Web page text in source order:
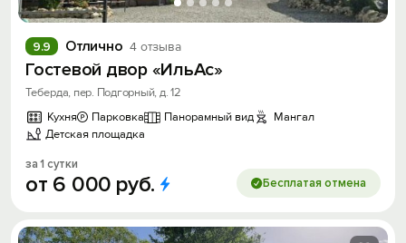
Отлично 4 отзыва
9.9
Гостевой двор «ИльАс»
Теберда, пер. Подгорный, д. 12
Кухня
Парковка Панорамный вид
Мангал
Детская площадка
за 1 сутки
от 6 000 руб. Бесплатая отмена